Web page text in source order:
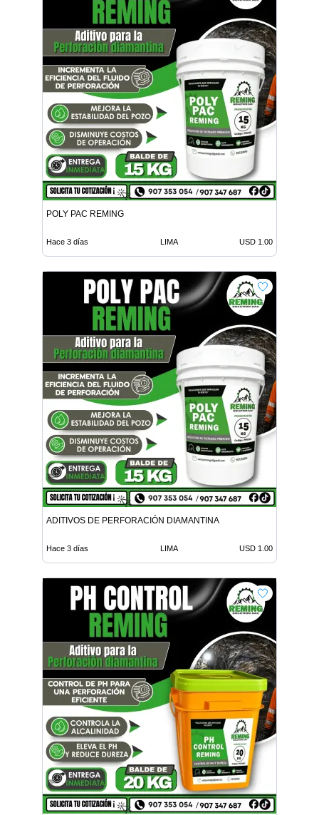
POLY PAC REMING
Hace 3 días LIMA USD 1.00
ADITIVOS DE PERFORACIÓN DIAMANTINA
Hace 3 días LIMA USD 1.00